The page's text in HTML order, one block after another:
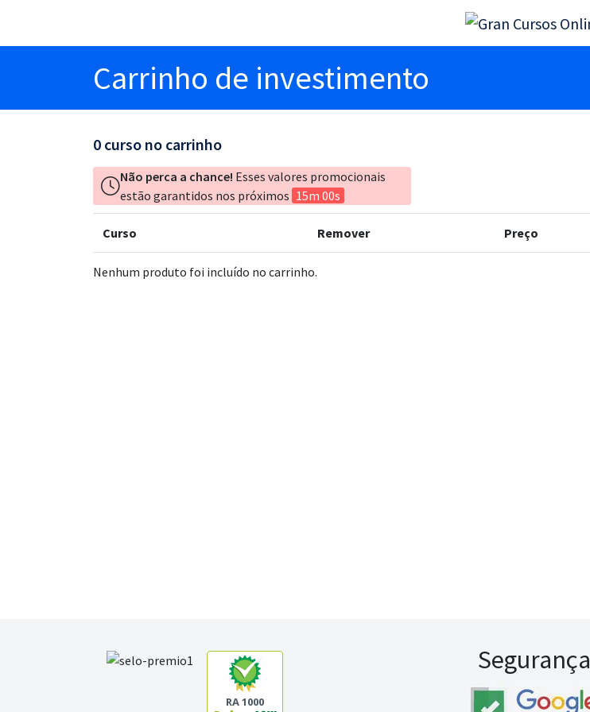
Carrinho de investimento
0 curso no carrinho
Não perca a chance! Esses valores promocionais
estão garantidos nos próximos 15m 00s
Curso Remover Preço
Nenhum produto foi incluído no carrinho.
RA 1000
Segurança